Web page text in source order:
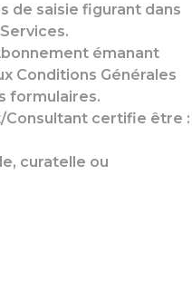
de saisie figurant dans
émanant
Conditions Générales
formulaires.
Consultant certifie être :
curatelle ou